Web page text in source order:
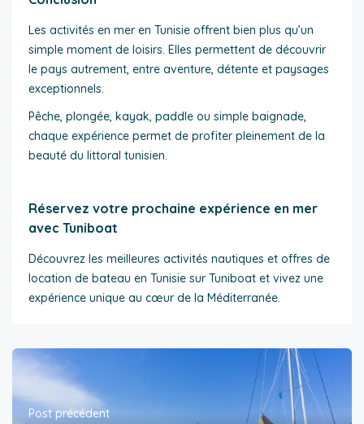
Les activités en mer en Tunisie offrent bien plus qu’un
simple moment de loisirs. Elles permettent de découvrir
le pays autrement, entre aventure, détente et paysages
exceptionnels.
Pêche, plongée, kayak, paddle ou simple baignade,
chaque expérience permet de profiter pleinement de la
beauté du littoral tunisien.
Réservez votre prochaine expérience en mer
avec Tuniboat
Découvrez les meilleures activités nautiques et offres de
location de bateau en Tunisie sur Tuniboat et vivez une
expérience unique au cœur de la Méditerranée.
Post précédent